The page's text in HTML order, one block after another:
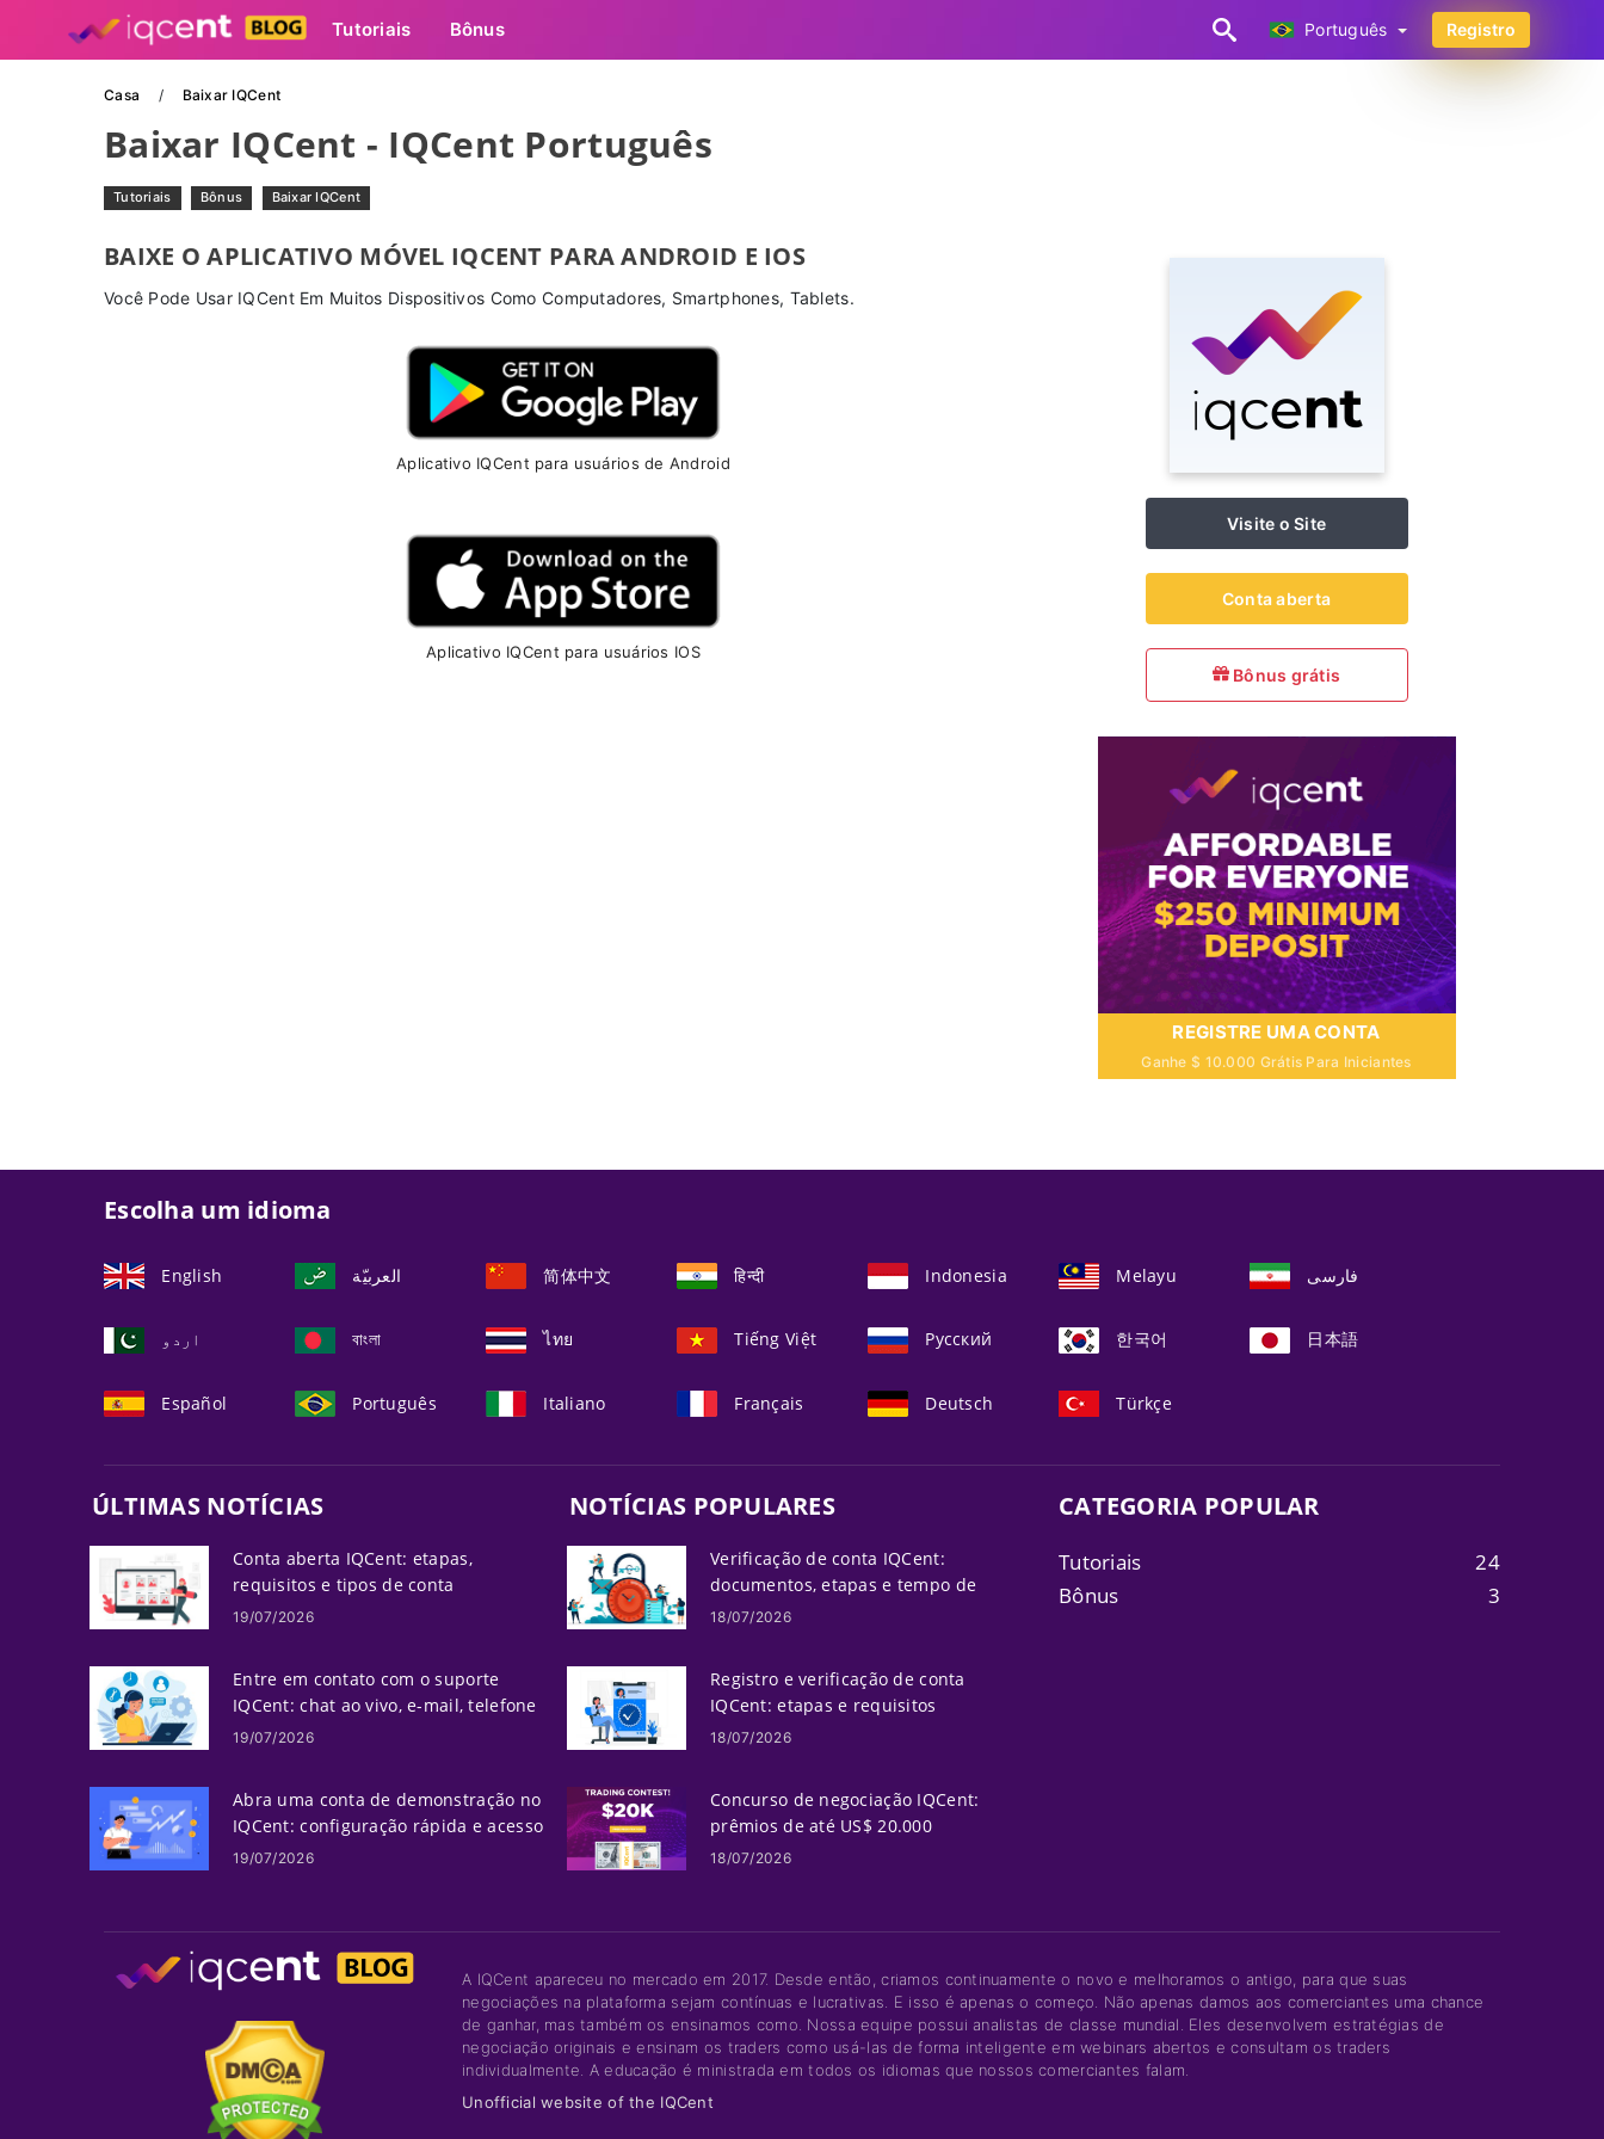
Português
Tutoriais Bônus Português Registro
Casa Baixar IQCent
Baixar IQCent - IQCent Português
Tutoriais Bônus Baixar IQCent
BAIXE O APLICATIVO MÓVEL IQCENT PARA ANDROID E IOS
Você Pode Usar IQCent Em Muitos Dispositivos Como Computadores, Smartphones, Tablets.
Aplicativo IQCent para usuários de Android
Aplicativo IQCent para usuários IOS
Visite o Site
Conta aberta
Bônus grátis
REGISTRE UMA CONTA
Ganhe $ 10.000 Grátis Para Iniciantes
Escolha um idioma
English العربيّة 简体中文 हिन्दी Indonesia Melayu فارسی
اردو বাংলা ไทย Tiếng Việt Русский 한국어 日本語
Español Português Italiano Français Deutsch Türkçe
ÚLTIMAS NOTÍCIAS
Conta aberta IQCent: etapas,
requisitos e tipos de conta
19/07/2026
Entre em contato com o suporte
IQCent: chat ao vivo, e-mail, telefone
e opções de ajuda
19/07/2026
Abra uma conta de demonstração no
IQCent: configuração rápida e acesso
19/07/2026
NOTÍCIAS POPULARES
Verificação de conta IQCent:
documentos, etapas e tempo de
processamento
18/07/2026
Registro e verificação de conta
IQCent: etapas e requisitos
18/07/2026
Concurso de negociação IQCent:
prêmios de até US$ 20.000
18/07/2026
CATEGORIA POPULAR
Tutoriais
24
Bônus
3
A IQCent apareceu no mercado em 2017. Desde então, criamos continuamente o novo e melhoramos o antigo, para que suas
negociações na plataforma sejam contínuas e lucrativas. E isso é apenas o começo. Não apenas damos aos comerciantes uma chance
de ganhar, mas também os ensinamos como. Nossa equipe possui analistas de classe mundial. Eles desenvolvem estratégias de
negociação originais e ensinam os traders como usá-las de forma inteligente em webinars abertos e consultam os traders
individualmente. A educação é ministrada em todos os idiomas que nossos comerciantes falam.
Unofficial website of the IQCent